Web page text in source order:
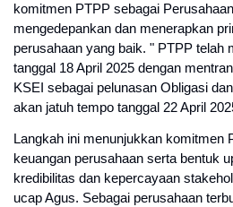
komitmen PTPP sebagai
mengedepankan dan menerapkan
perusahaan yang baik. " PTPP telah
tanggal 18 April 2025 dengan
KSEI sebagai pelunasan Obligasi
akan jatuh tempo tanggal 22 April
Langkah ini menunjukkan komitmen
keuangan perusahaan serta bentuk
kredibilitas dan kepercayaan
ucap Agus. Sebagai perusahaan